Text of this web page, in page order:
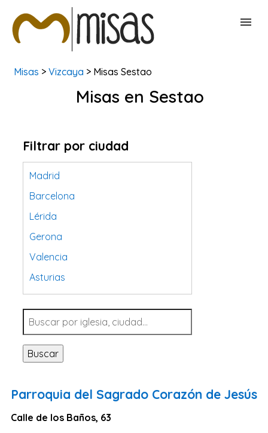
BUSCAR MISAS
Misas > Vizcaya > Misas Sestao
Misas en Sestao
Filtrar por ciudad
Madrid
Barcelona
Lérida
Gerona
Valencia
Asturias
Tarragona
Navarra
Valladolid
Sevilla
Santa Cruz de Tenerife
Cantabria
Buscar
Parroquia del Sagrado Corazón de Jesús
Calle de los Baños, 63